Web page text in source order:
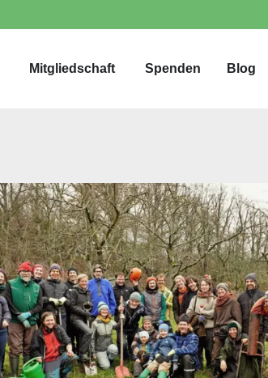
Mitgliedschaft Spenden Blog